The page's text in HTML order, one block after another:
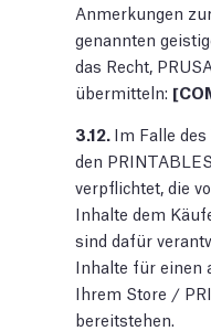
Anmerkungen
genannten
das Recht,
übermitteln: [
3.12. Im Falle
den
verpflichtet, die
Inhalte dem
sind dafür
Inhalte für einen
Ihrem Store /
bereitstehen.